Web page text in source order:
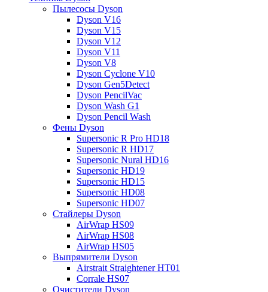
Пылесосы Dyson
Dyson V16
Dyson V15
Dyson V12
Dyson V11
Dyson V8
Dyson Cyclone V10
Dyson Gen5Detect
Dyson PencilVac
Dyson Wash G1
Dyson Pencil Wash
Фены Dyson
Supersonic R Pro HD18
Supersonic R HD17
Supersonic Nural HD16
Supersonic HD19
Supersonic HD15
Supersonic HD08
Supersonic HD07
Стайлеры Dyson
AirWrap HS09
AirWrap HS08
AirWrap HS05
Выпрямители Dyson
Airstrait Straightener HT01
Corrale HS07
Очистители Dyson